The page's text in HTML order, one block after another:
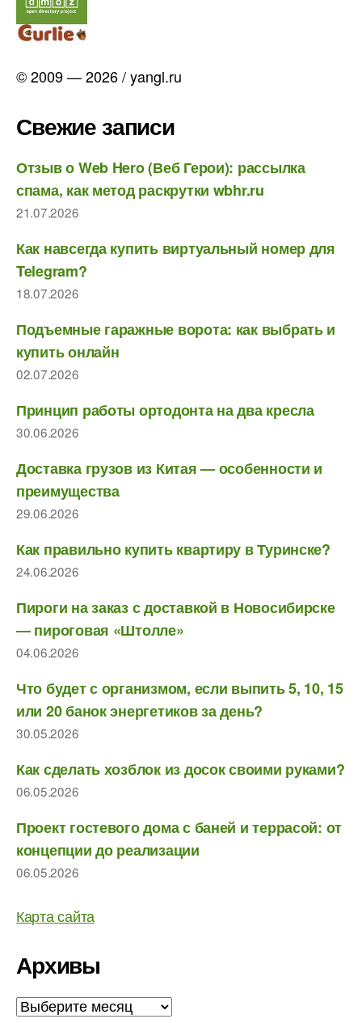
© 2009 — 2026 / yangl.ru
Свежие записи
Отзыв о Web Hero (Веб Герои): рассылка
спама, как метод раскрутки wbhr.ru
21.07.2026
Как навсегда купить виртуальный номер для
Telegram?
18.07.2026
Подъемные гаражные ворота: как выбрать и
купить онлайн
02.07.2026
Принцип работы ортодонта на два кресла
30.06.2026
Доставка грузов из Китая — особенности и
преимущества
29.06.2026
Как правильно купить квартиру в Туринске?
24.06.2026
Пироги на заказ с доставкой в Новосибирске
— пироговая «Штолле»
04.06.2026
Что будет с организмом, если выпить 5, 10, 15
или 20 банок энергетиков за день?
30.05.2026
Как сделать хозблок из досок своими руками?
06.05.2026
Проект гостевого дома с баней и террасой: от
концепции до реализации
06.05.2026
Карта сайта
Архивы
Архивы